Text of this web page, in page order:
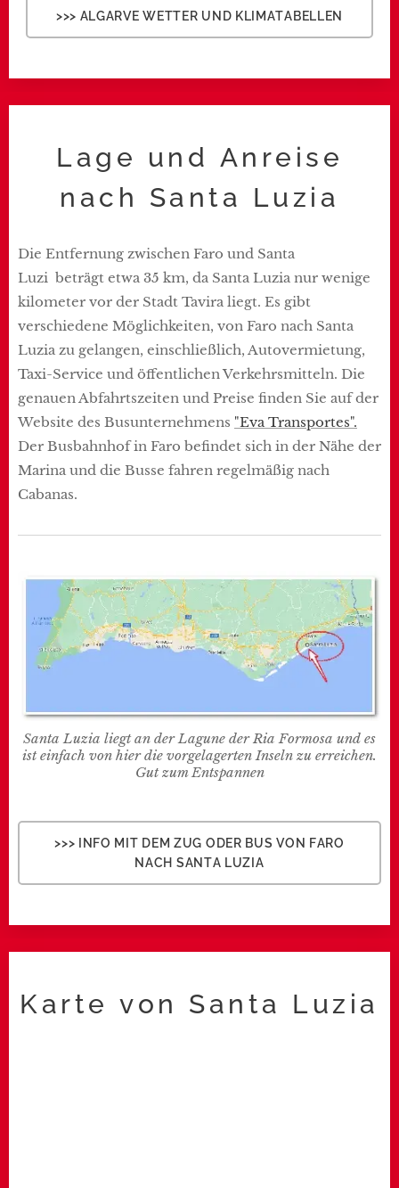
>>> ALGARVE WETTER UND KLIMATABELLEN
Lage und Anreise
nach Santa Luzia
Die Entfernung zwischen Faro und Santa
Luzi beträgt etwa 35 km, da Santa Luzia nur wenige
kilometer vor der Stadt Tavira liegt. Es gibt
verschiedene Möglichkeiten, von Faro nach Santa
Luzia zu gelangen, einschließlich, Autovermietung,
Taxi-Service und öffentlichen Verkehrsmitteln. Die
genauen Abfahrtszeiten und Preise finden Sie auf der
Website des Busunternehmens "Eva Transportes".
Der Busbahnhof in Faro befindet sich in der Nähe der
Marina und die Busse fahren regelmäßig nach
Cabanas.
Santa Luzia liegt an der Lagune der Ria Formosa und es
ist einfach von hier die vorgelagerten Inseln zu erreichen.
Gut zum Entspannen
>>> INFO MIT DEM ZUG ODER BUS VON FARO
NACH SANTA LUZIA
Karte von Santa Luzia